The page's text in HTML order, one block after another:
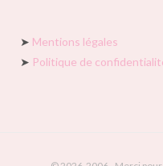
➤ Mentions légales
➤ Politique de